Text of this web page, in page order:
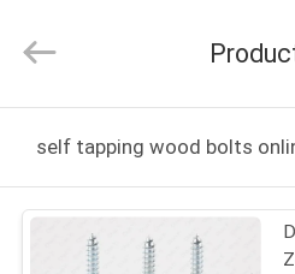
HUIS
PRODUCTEN
Co,LTD.
self tapping wood bolts